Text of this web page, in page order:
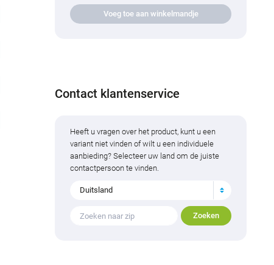
Voeg toe aan winkelmandje
Contact klantenservice
Heeft u vragen over het product, kunt u een
variant niet vinden of wilt u een individuele
aanbieding? Selecteer uw land om de juiste
contactpersoon te vinden.
Duitsland